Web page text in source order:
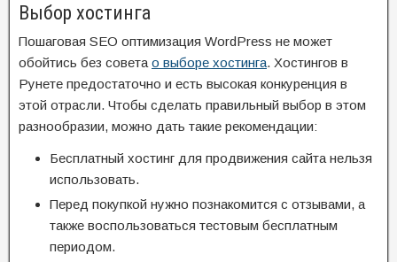
Выбор хостинга
Пошаговая SEO оптимизация WordPress не может
обойтись без совета о выборе хостинга. Хостингов в
Рунете предостаточно и есть высокая конкуренция в
этой отрасли. Чтобы сделать правильный выбор в этом
разнообразии, можно дать такие рекомендации:
Бесплатный хостинг для продвижения сайта нельзя
использовать.
Перед покупкой нужно познакомится с отзывами, а
также воспользоваться тестовым бесплатным
периодом.